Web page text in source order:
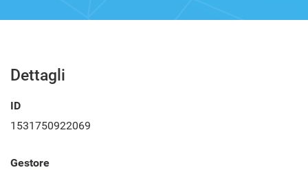
Dettagli
ID
1531750922069
Gestore